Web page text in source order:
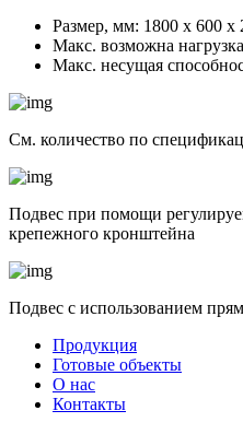
Размер, мм: 1800 х 600 х
Макс. возможна
Макс. несущая
См. количество по
Подвес при помощи
крепежного кронштейна
Подвес с использованием
Продукция
Готовые объекты
О нас
Контакты